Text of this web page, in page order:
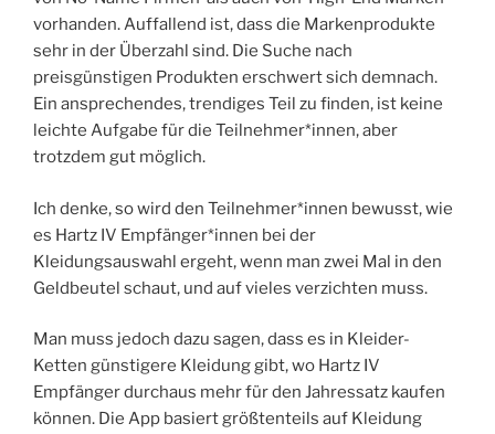
vorhanden. Auffallend ist, dass die Markenprodukte
sehr in der Überzahl sind. Die Suche nach
preisgünstigen Produkten erschwert sich demnach.
Ein ansprechendes, trendiges Teil zu finden, ist keine
leichte Aufgabe für die Teilnehmer*innen, aber
trotzdem gut möglich.
Ich denke, so wird den Teilnehmer*innen bewusst, wie
es Hartz IV Empfänger*innen bei der
Kleidungsauswahl ergeht, wenn man zwei Mal in den
Geldbeutel schaut, und auf vieles verzichten muss.
Man muss jedoch dazu sagen, dass es in Kleider-
Ketten günstigere Kleidung gibt, wo Hartz IV
Empfänger durchaus mehr für den Jahressatz kaufen
können. Die App basiert größtenteils auf Kleidung